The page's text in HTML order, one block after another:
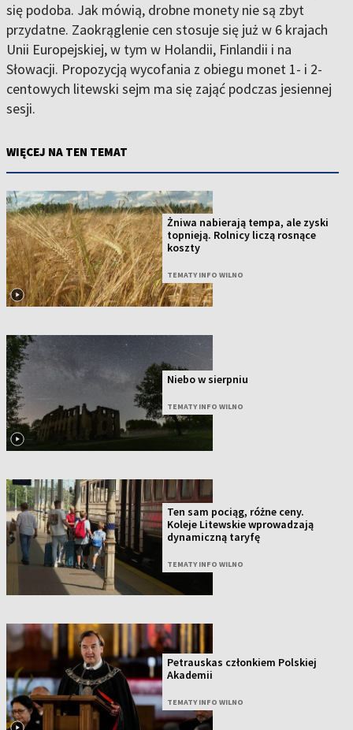
się podoba. Jak mówią, drobne monety nie są zbyt
przydatne. Zaokrąglenie cen stosuje się już w 6 krajach
Unii Europejskiej, w tym w Holandii, Finlandii i na
Słowacji. Propozycją wycofania z obiegu monet 1- i 2-
centowych litewski sejm ma się zająć podczas jesiennej
sesji.
WIĘCEJ NA TEN TEMAT
Żniwa nabierają tempa, ale zyski
topnieją. Rolnicy liczą rosnące
koszty
TEMATY INFO WILNO
Niebo w sierpniu
TEMATY INFO WILNO
Ten sam pociąg, różne ceny.
Koleje Litewskie wprowadzają
dynamiczną taryfę
TEMATY INFO WILNO
Petrauskas członkiem Polskiej
Akademii
TEMATY INFO WILNO